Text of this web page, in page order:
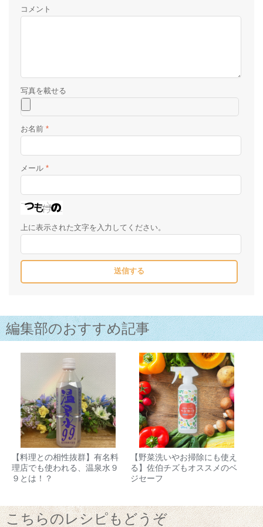
コメント
お名前 *
メール *
上に表示された文字を入力してください。
編集部のおすすめ記事
【料理との相性抜群】有名料
理店でも使われる、温泉水９
９とは！？
【野菜洗いやお掃除にも使え
る】佐伯チズもオススメのベ
ジセーフ
こちらのレシピもどうぞ